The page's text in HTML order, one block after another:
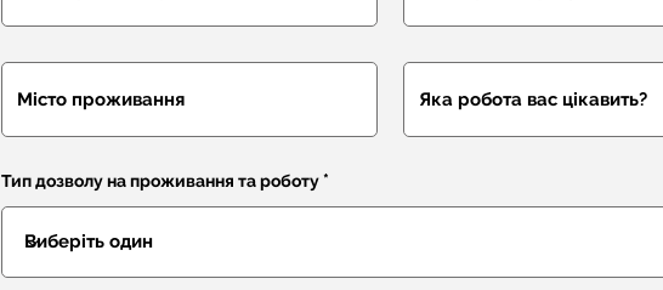
Тип дозволу на проживання та роботу